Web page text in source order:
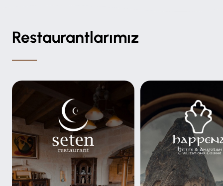
Restaurantlarımız